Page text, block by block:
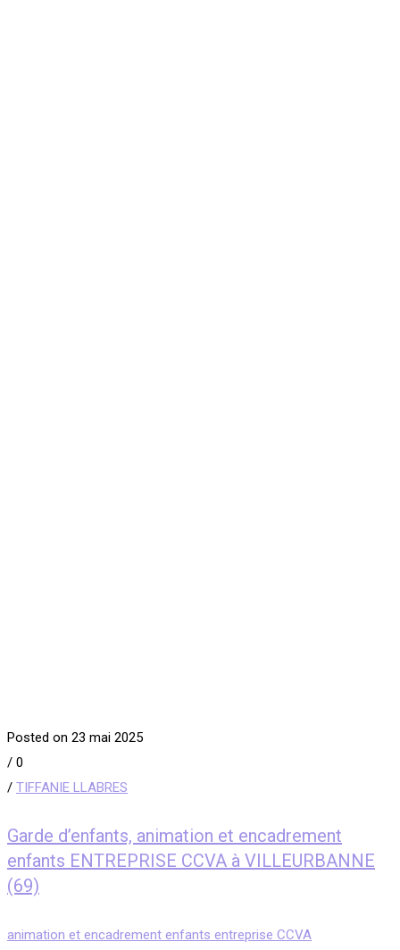
Posted on 23 mai 2025
/ 0
/ TIFFANIE LLABRES
Garde d’enfants, animation et encadrement
enfants ENTREPRISE CCVA à VILLEURBANNE
(69)
animation et encadrement enfants entreprise CCVA